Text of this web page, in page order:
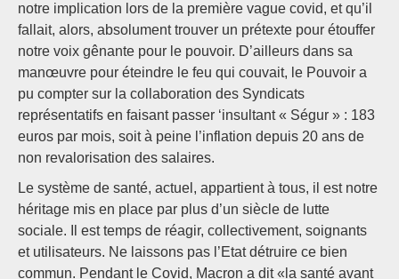
notre implication lors de la première vague covid, et qu’il
fallait, alors, absolument trouver un prétexte pour étouffer
notre voix gênante pour le pouvoir. D’ailleurs dans sa
manœuvre pour éteindre le feu qui couvait, le Pouvoir a
pu compter sur la collaboration des Syndicats
représentatifs en faisant passer ‘insultant « Ségur » : 183
euros par mois, soit à peine l’inflation depuis 20 ans de
non revalorisation des salaires.
Le système de santé, actuel, appartient à tous, il est notre
héritage mis en place par plus d’un siècle de lutte
sociale. Il est temps de réagir, collectivement, soignants
et utilisateurs. Ne laissons pas l’Etat détruire ce bien
commun. Pendant le Covid, Macron a dit «la santé avant